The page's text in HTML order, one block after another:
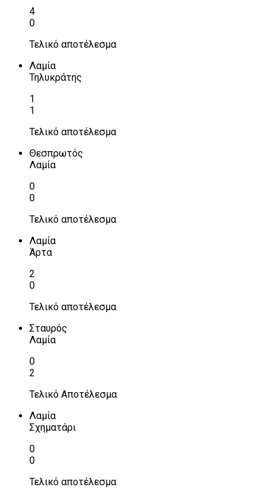
4
0
Τελικό αποτέλεσμα
Λαμία
Τηλυκράτης
1
1
Τελικό αποτέλεσμα
Θεσπρωτός
Λαμία
0
0
Τελικό αποτέλεσμα
Λαμία
Άρτα
2
0
Τελικό αποτέλεσμα
Σταυρός
Λαμία
0
2
Τελικό Αποτέλεσμα
Λαμία
Σχηματάρι
0
0
Τελικό αποτέλεσμα